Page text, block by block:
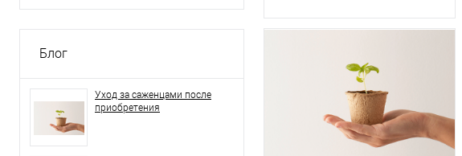
Блог
Уход за саженцами после
приобретения